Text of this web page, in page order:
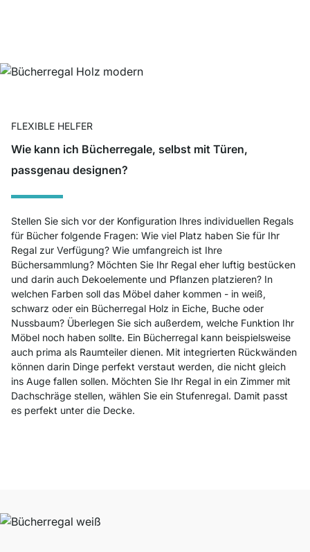
FLEXIBLE HELFER
Wie kann ich Bücherregale, selbst mit Türen,
passgenau designen?
Stellen Sie sich vor der Konfiguration Ihres individuellen Regals
für Bücher folgende Fragen: Wie viel Platz haben Sie für Ihr
Regal zur Verfügung? Wie umfangreich ist Ihre
Büchersammlung? Möchten Sie Ihr Regal eher luftig bestücken
und darin auch Dekoelemente und Pflanzen platzieren? In
welchen Farben soll das Möbel daher kommen - in weiß,
schwarz oder ein Bücherregal Holz in Eiche, Buche oder
Nussbaum? Überlegen Sie sich außerdem, welche Funktion Ihr
Möbel noch haben sollte. Ein Bücherregal kann beispielsweise
auch prima als Raumteiler dienen. Mit integrierten Rückwänden
können darin Dinge perfekt verstaut werden, die nicht gleich
ins Auge fallen sollen. Möchten Sie Ihr Regal in ein Zimmer mit
Dachschräge stellen, wählen Sie ein Stufenregal. Damit passt
es perfekt unter die Decke.